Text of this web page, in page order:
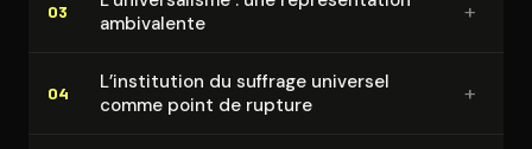
03
ambivalente
+
04
L’institution du suffrage universel
comme point de rupture
+